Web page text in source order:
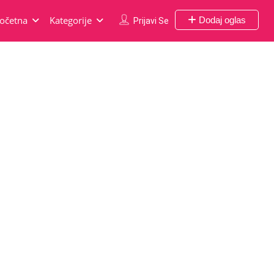
Prijavi Se Dodaj oglas
Kategorije